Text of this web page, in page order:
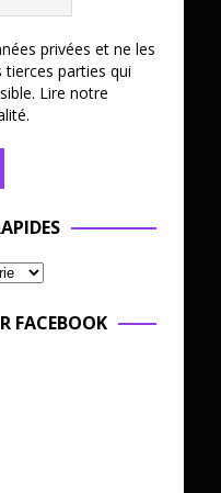
privées et ne les
tierces parties qui
Lire notre
FACEBOOK